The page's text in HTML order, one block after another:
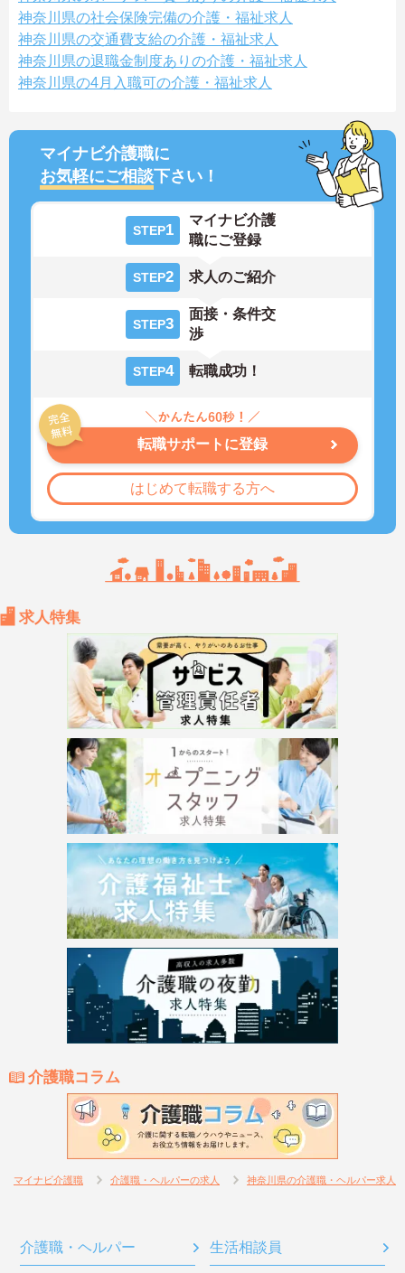
神奈川県の社会保険完備の介護・福祉求人
神奈川県の交通費支給の介護・福祉求人
神奈川県の退職金制度ありの介護・福祉求人
神奈川県の4月入職可の介護・福祉求人
マイナビ介護職に
お気軽にご相談下さい！
STEP1
マイナビ介護
職にご登録
STEP2 求人のご紹介
STEP3
面接・条件交
渉
STEP4 転職成功！
転職サポートに登録
はじめて転職する方へ
求人特集
介護職コラム
マイナビ介護職 介護職・ヘルパーの求人 神奈川県の介護職・ヘルパー求人
介護職・ヘルパー 生活相談員